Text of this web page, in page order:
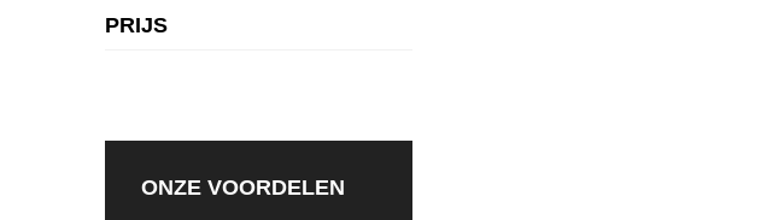
PRIJS
ONZE VOORDELEN